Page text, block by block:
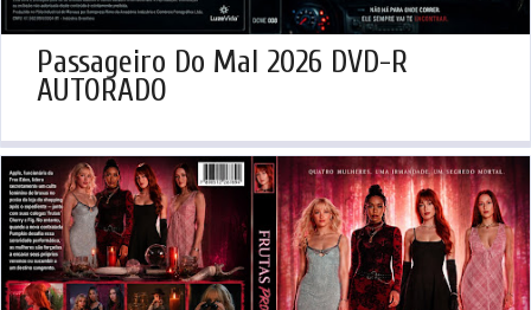
Passageiro Do Mal 2026 DVD-R
AUTORADO